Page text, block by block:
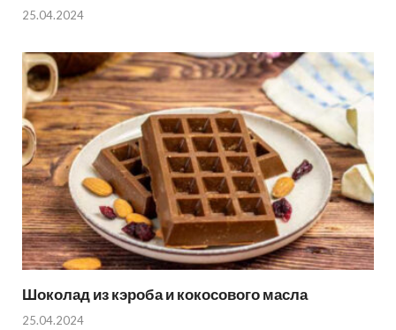
25.04.2024
Шоколад из кэроба и кокосового масла
25.04.2024